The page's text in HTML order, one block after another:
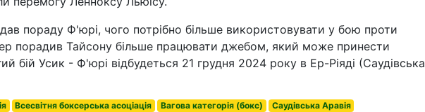
пораду Ф'юрі, чого потрібно більше використовувати у бою проти
порадив Тайсону більше працювати джебом, який може принести
бій Усик - Ф'юрі відбудеться 21 грудня 2024 року в Ер-Ріяді (Саудівська
Всесвітня боксерська асоціація Вагова категорія (бокс)
Саудівська Аравія